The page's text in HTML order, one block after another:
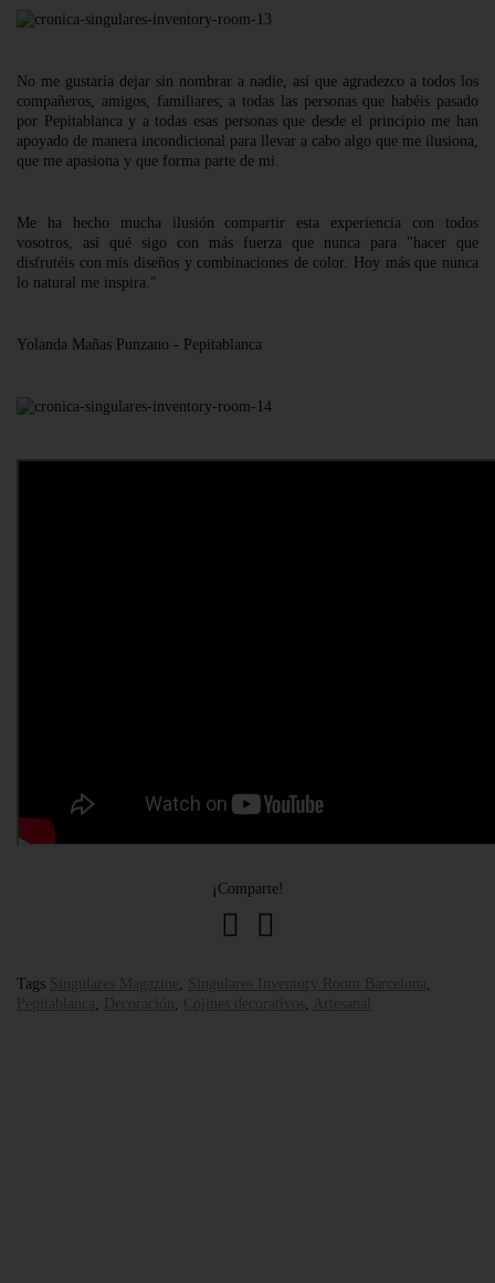
No me gustaría dejar sin nombrar a nadie, así que agradezco a todos los
compañeros, amigos, familiares; a todas las personas que habéis pasado
por Pepitablanca y a todas esas personas que desde el principio me han
apoyado de manera incondicional para llevar a cabo algo que me ilusiona,
que me apasiona y que forma parte de mi.
Me ha hecho mucha ilusión compartir esta experiencia con todos
vosotros, así qué sigo con más fuerza que nunca para "hacer que
disfrutéis con mis diseños y combinaciones de color. Hoy más que nunca
lo natural me inspira."
Yolanda Mañas Punzano - Pepitablanca
¡Comparte!
Tags Singulares Magazine Singulares Inventory Room Barcelona
Pepitablanca
Decoración Cojines decorativos Artesanal